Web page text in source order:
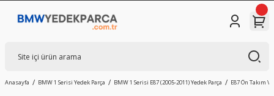
Anasayfa BMW 1 Serisi Yedek Parça BMW 1 Serisi E87 (2005-2011) Yedek Parça E87 Ön Takım